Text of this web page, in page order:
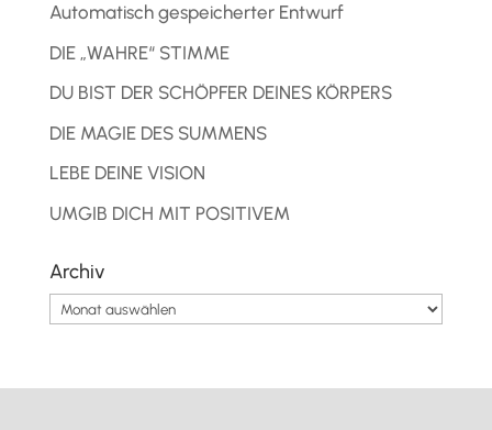
Automatisch gespeicherter Entwurf
DIE „WAHRE“ STIMME
DU BIST DER SCHÖPFER DEINES KÖRPERS
DIE MAGIE DES SUMMENS
LEBE DEINE VISION
UMGIB DICH MIT POSITIVEM
Archiv
Archiv